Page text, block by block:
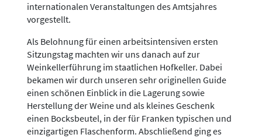
internationalen Veranstaltungen des Amtsjahres
vorgestellt.
Als Belohnung für einen arbeitsintensiven ersten
Sitzungstag machten wir uns danach auf zur
Weinkellerführung im staatlichen Hofkeller. Dabei
bekamen wir durch unseren sehr originellen Guide
einen schönen Einblick in die Lagerung sowie
Herstellung der Weine und als kleines Geschenk
einen Bocksbeutel, in der für Franken typischen und
einzigartigen Flaschenform. Abschließend ging es